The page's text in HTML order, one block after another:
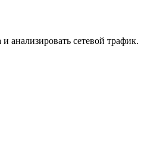
анализировать сетевой трафик.